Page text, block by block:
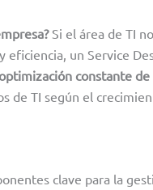
Si el área de TI
un Service
constante de
de TI según el
clave para la